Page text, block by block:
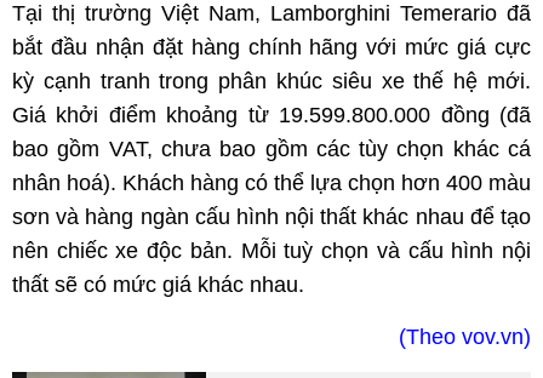
Tại thị trường Việt Nam, Lamborghini Temerario đã
bắt đầu nhận đặt hàng chính hãng với mức giá cực
kỳ cạnh tranh trong phân khúc siêu xe thế hệ mới.
Giá khởi điểm khoảng từ 19.599.800.000 đồng (đã
bao gồm VAT, chưa bao gồm các tùy chọn khác cá
nhân hoá). Khách hàng có thể lựa chọn hơn 400 màu
sơn và hàng ngàn cấu hình nội thất khác nhau để tạo
nên chiếc xe độc bản. Mỗi tuỳ chọn và cấu hình nội
thất sẽ có mức giá khác nhau.
(Theo vov.vn)